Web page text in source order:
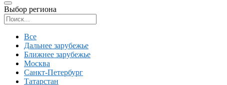
Выбор региона
Все
Дальнее зарубежье
Ближнее зарубежье
Москва
Санкт-Петербург
Татарстан